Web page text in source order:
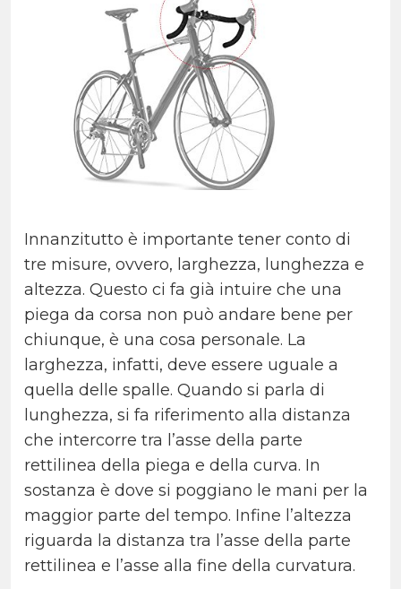
Innanzitutto è importante tener conto di
tre misure, ovvero, larghezza, lunghezza e
altezza. Questo ci fa già intuire che una
piega da corsa non può andare bene per
chiunque, è una cosa personale. La
larghezza, infatti, deve essere uguale a
quella delle spalle. Quando si parla di
lunghezza, si fa riferimento alla distanza
che intercorre tra l’asse della parte
rettilinea della piega e della curva. In
sostanza è dove si poggiano le mani per la
maggior parte del tempo. Infine l’altezza
riguarda la distanza tra l’asse della parte
rettilinea e l’asse alla fine della curvatura.